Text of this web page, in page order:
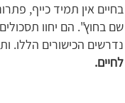
בחיים אין תמיד כייף,
שם בחוץ". הם יחוו
נדרשים הכישורים הללו.
לחיים.